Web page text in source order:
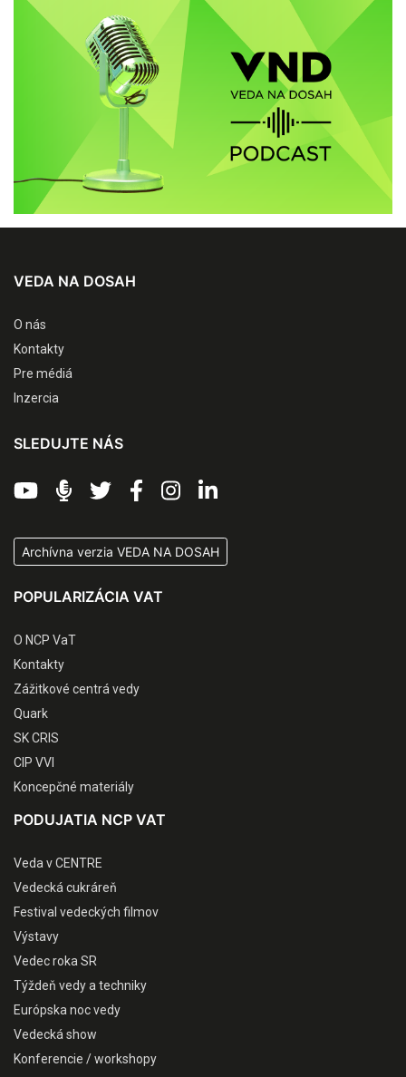
VEDA NA DOSAH
O nás
Kontakty
Pre médiá
Inzercia
SLEDUJTE NÁS
Archívna verzia VEDA NA DOSAH
POPULARIZÁCIA VAT
O NCP VaT
Kontakty
Zážitkové centrá vedy
Quark
SK CRIS
CIP VVI
Koncepčné materiály
PODUJATIA NCP VAT
Veda v CENTRE
Vedecká cukráreň
Festival vedeckých filmov
Výstavy
Vedec roka SR
Týždeň vedy a techniky
Európska noc vedy
Vedecká show
Konferencie / workshopy